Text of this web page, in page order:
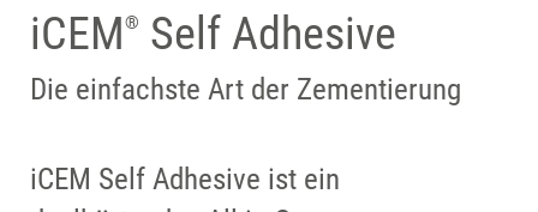
iCEM® Self Adhesive
Die einfachste Art der Zementierung
iCEM Self Adhesive ist ein